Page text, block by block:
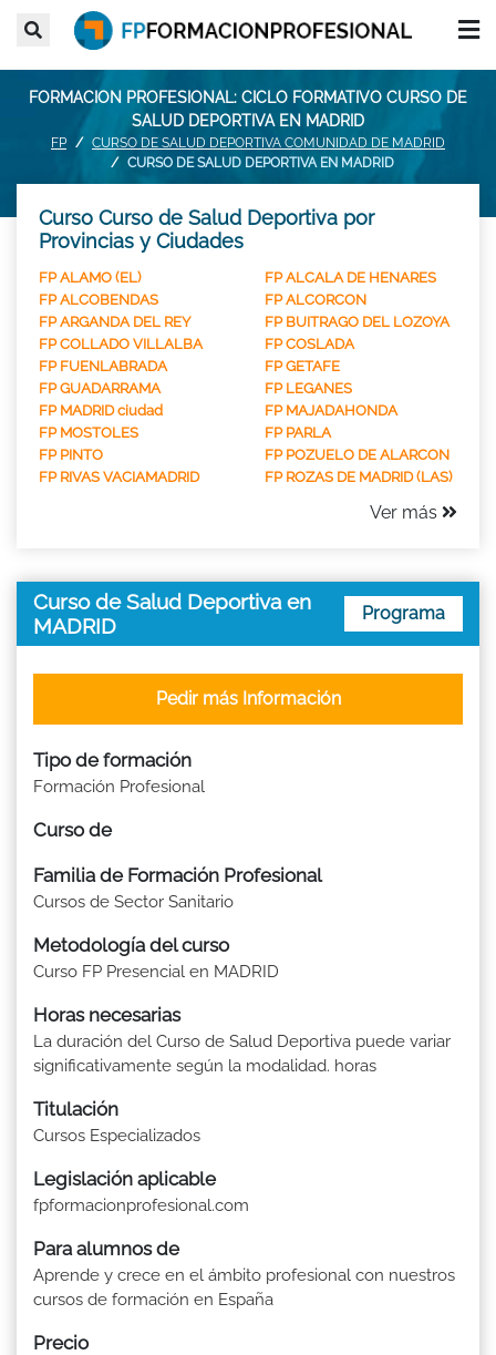
FORMACION PROFESIONAL: CICLO FORMATIVO CURSO DE
SALUD DEPORTIVA EN MADRID
FP
CURSO DE SALUD DEPORTIVA COMUNIDAD DE MADRID
CURSO DE SALUD DEPORTIVA EN MADRID
Curso Curso de Salud Deportiva por
Provincias y Ciudades
FP ALAMO (EL)
FP ALCALA DE HENARES
FP ALCOBENDAS
FP ALCORCON
FP ARGANDA DEL REY
FP BUITRAGO DEL LOZOYA
FP COLLADO VILLALBA
FP COSLADA
FP FUENLABRADA
FP GETAFE
FP GUADARRAMA
FP LEGANES
FP MADRID ciudad
FP MAJADAHONDA
FP MOSTOLES
FP PARLA
FP PINTO
FP POZUELO DE ALARCON
FP RIVAS VACIAMADRID
FP ROZAS DE MADRID (LAS)
Ver más
Curso de Salud Deportiva en
MADRID
Programa
Tipo de formación
Formación Profesional
Curso de
Familia de Formación Profesional
Cursos de Sector Sanitario
Metodología del curso
Curso FP Presencial en MADRID
Horas necesarias
La duración del Curso de Salud Deportiva puede variar
significativamente según la modalidad. horas
Titulación
Cursos Especializados
Legislación aplicable
fpformacionprofesional.com
Para alumnos de
Aprende y crece en el ámbito profesional con nuestros
cursos de formación en España
Precio
Pedir más Información